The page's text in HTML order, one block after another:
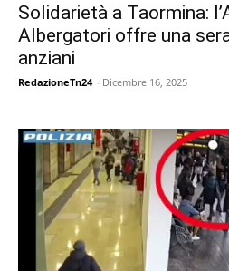
Solidarietà a Taormina:
Albergatori offre una
anziani
RedazioneTn24 - Dicembre 16, 2025